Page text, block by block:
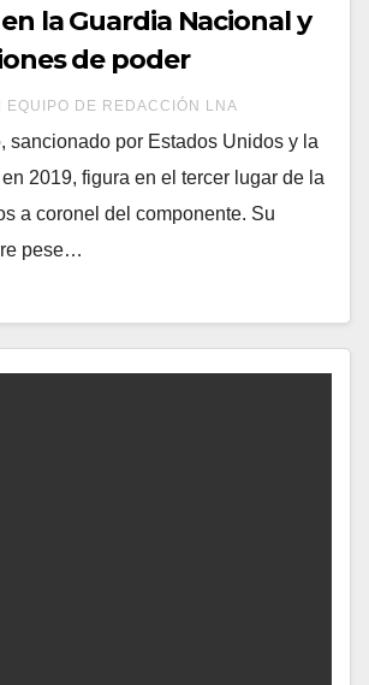
la Guardia Nacional y
de poder
EQUIPO DE REDACCIÓN LNA
sancionado por Estados Unidos y la
2019, figura en el tercer lugar de la
a coronel del componente. Su
pese…